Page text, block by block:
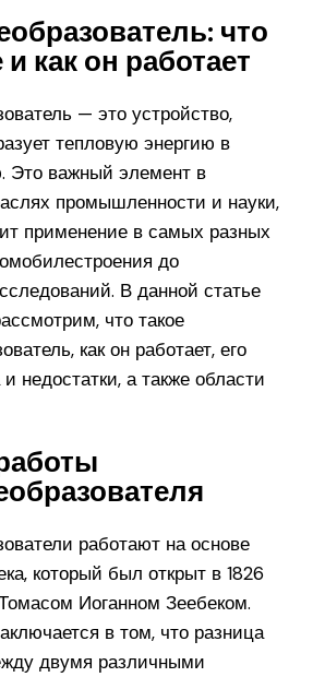
что
и как он работает
— это устройство,
тепловую энергию в
Это важный элемент в
промышленности и науки,
применение в самых разных
до
В данной статье
что такое
как он работает, его
недостатки, а также области
работают на основе
который был открыт в 1826
Иоганном Зеебеком.
в том, что разница
двумя различными